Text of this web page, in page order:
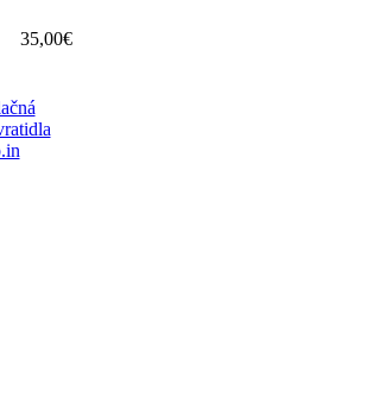
35,00€